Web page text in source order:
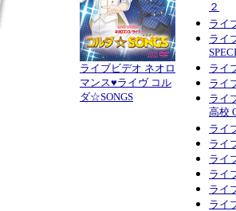
ライブビデオ ネオロ
マンス♥ライヴ コル
ダ☆SONGS
２
ライ
ライ
ライ
ライ
ライ
高校
ライ
ライ
ライ
ライ
ライ
ライ